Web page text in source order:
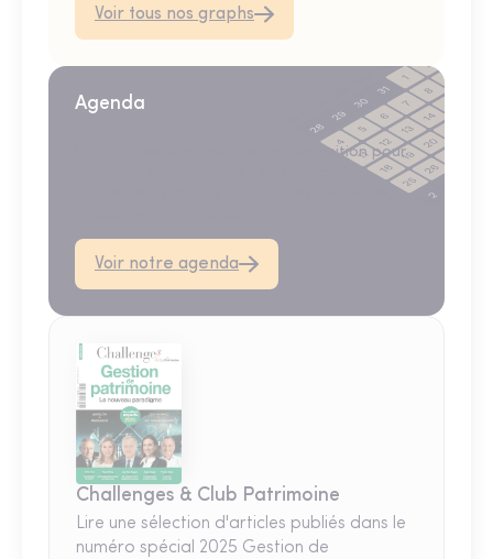
Voir tous nos graphs
Agenda
Un outil pratique mis à votre disposition pour
Voir notre agenda
Challenges & Club Patrimoine
Lire une sélection d'articles publiés dans le
numéro spécial 2025 Gestion de